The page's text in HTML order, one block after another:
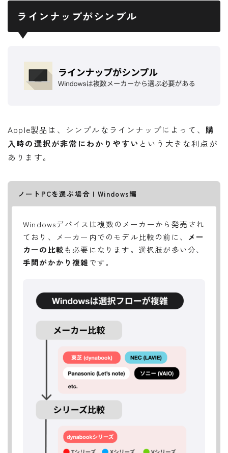
ラインナップがシンプル
Apple製品は、シンプルなラインナップによって、 購
入時の選択が非常にわかりやすい という大きな利点が
あります。
ノートPCを選ぶ場合 | Windows編
Windowsデバイスは複数のメーカーから発売され
ており、メーカー内でのモデル比較の前に、 メー
カーの比較も必要になります。選択肢が多い分、
手間がかかり複雑です。